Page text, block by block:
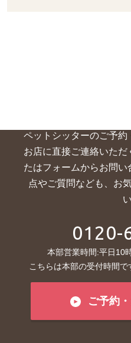
ペットシッターのご予
お店に直接ご連絡いただ
たはフォームからお問
点やご質問なども、お
0120-
本部営業時間:平日10
こちらは本部の受付時間
ご予約